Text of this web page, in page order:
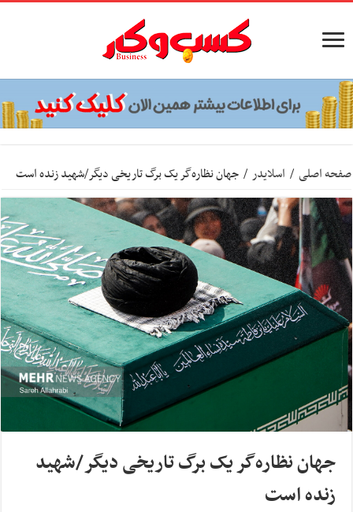
صفحه اصلی / اسلایدر / جهان نظاره‌گر یک برگ تاریخی دیگر/شهید زنده است
جهان نظاره‌گر یک برگ تاریخی دیگر/شهید
زنده است